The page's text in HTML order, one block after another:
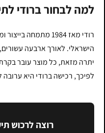
למה לבחור ברודי
רודי מאז 1984 מתמחה
הישראלי. לאורך ארבעה עשורים,
יתרה מזאת, כל מוצר עובר
לפיכך, רכישה ברודי היא ערובה
רוצה לרכוש